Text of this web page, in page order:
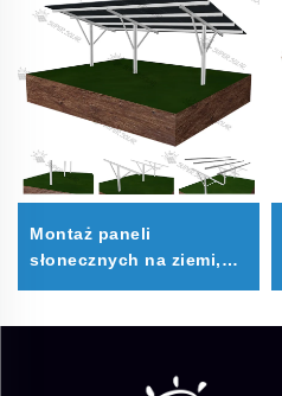
Montaż paneli
słonecznych na ziemi,